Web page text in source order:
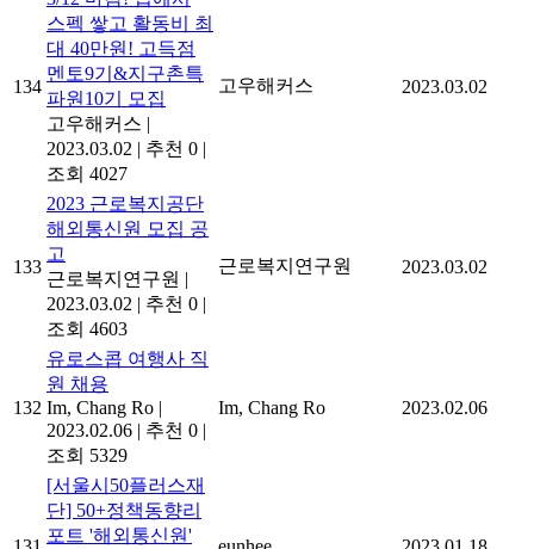
134
스펙 쌓고 활동비 최
대 40만원! 고득점
멘토9기&지구촌특
파원10기 모집
고우해커스 |
2023.03.02 | 추천 0 |
조회 4027
고우해커스 2023.03.02
133
2023 근로복지공단
해외통신원 모집 공
고
근로복지연구원 |
2023.03.02 | 추천 0 |
조회 4603
근로복지연구원 2023.03.02
132
유로스콥 여행사 직
원 채용
Im, Chang Ro |
2023.02.06 | 추천 0 |
조회 5329
Im, Chang Ro 2023.02.06
[서울시50플러스재
단] 50+정책동향리
포트 '해외통신원'